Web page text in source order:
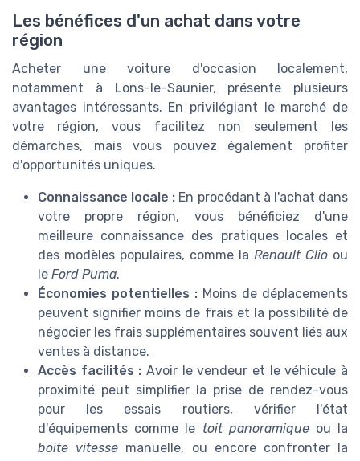
Les bénéfices d'un achat dans votre
région
Acheter une voiture d'occasion localement,
notamment à Lons-le-Saunier, présente plusieurs
avantages intéressants. En privilégiant le marché de
votre région, vous facilitez non seulement les
démarches, mais vous pouvez également profiter
d'opportunités uniques.
Connaissance locale : En procédant à l'achat dans
votre propre région, vous bénéficiez d'une
meilleure connaissance des pratiques locales et
des modèles populaires, comme la Renault Clio ou
le Ford Puma.
Économies potentielles : Moins de déplacements
peuvent signifier moins de frais et la possibilité de
négocier les frais supplémentaires souvent liés aux
ventes à distance.
Accès facilités : Avoir le vendeur et le véhicule à
proximité peut simplifier la prise de rendez-vous
pour les essais routiers, vérifier l'état
d'équipements comme le toit panoramiqueou la
boite vitesse manuelle, ou encore confronter la